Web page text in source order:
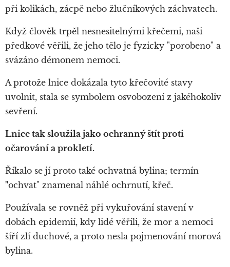
při kolikách, zácpě nebo žlučníkových záchvatech.
Když člověk trpěl nesnesitelnými křečemi, naši
předkové věřili, že jeho tělo je fyzicky "porobeno" a
svázáno démonem nemoci.
A protože lnice dokázala tyto křečovité stavy
uvolnit, stala se symbolem osvobození z jakéhokoliv
sevření.
Lnice tak sloužila jako ochranný štít proti
očarování a prokletí.
Říkalo se jí proto také ochvatná bylina; termín
"ochvat" znamenal náhlé ochrnutí, křeč.
Používala se rovněž při vykuřování stavení v
dobách epidemií, kdy lidé věřili, že mor a nemoci
šíří zlí duchové, a proto nesla pojmenování morová
bylina.